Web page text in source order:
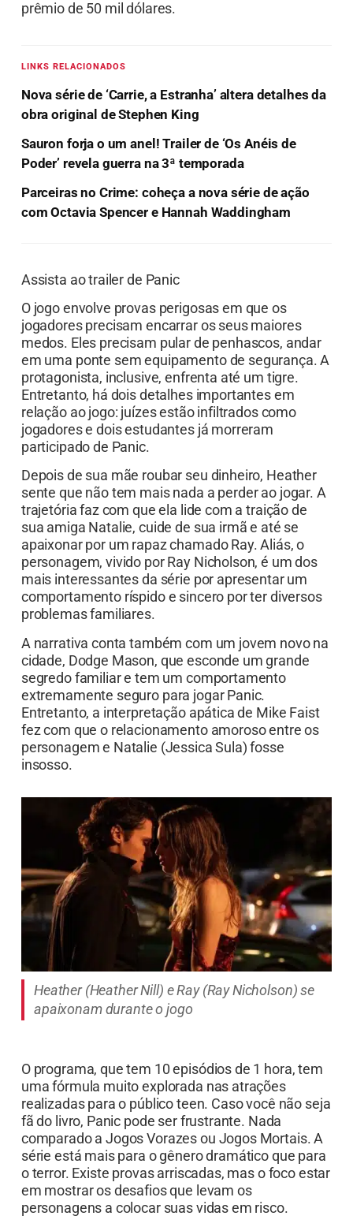
prêmio de 50 mil dólares.
LINKS RELACIONADOS
Nova série de ‘Carrie, a Estranha’ altera detalhes da
obra original de Stephen King
Sauron forja o um anel! Trailer de ‘Os Anéis de
Poder’ revela guerra na 3ª temporada
Parceiras no Crime: coheça a nova série de ação
com Octavia Spencer e Hannah Waddingham
Assista ao trailer de Panic
O jogo envolve provas perigosas em que os
jogadores precisam encarrar os seus maiores
medos. Eles precisam pular de penhascos, andar
em uma ponte sem equipamento de segurança. A
protagonista, inclusive, enfrenta até um tigre.
Entretanto, há dois detalhes importantes em
relação ao jogo: juízes estão infiltrados como
jogadores e dois estudantes já morreram
participado de Panic.
Depois de sua mãe roubar seu dinheiro, Heather
sente que não tem mais nada a perder ao jogar. A
trajetória faz com que ela lide com a traição de
sua amiga Natalie, cuide de sua irmã e até se
apaixonar por um rapaz chamado Ray. Aliás, o
personagem, vivido por Ray Nicholson, é um dos
mais interessantes da série por apresentar um
comportamento ríspido e sincero por ter diversos
problemas familiares.
A narrativa conta também com um jovem novo na
cidade, Dodge Mason, que esconde um grande
segredo familiar e tem um comportamento
extremamente seguro para jogar Panic.
Entretanto, a interpretação apática de Mike Faist
fez com que o relacionamento amoroso entre os
personagem e Natalie (Jessica Sula) fosse
insosso.
Heather (Heather Nill) e Ray (Ray Nicholson) se
apaixonam durante o jogo
O programa, que tem 10 episódios de 1 hora, tem
uma fórmula muito explorada nas atrações
realizadas para o público teen. Caso você não seja
fã do livro, Panic pode ser frustrante. Nada
comparado a Jogos Vorazes ou Jogos Mortais. A
série está mais para o gênero dramático que para
o terror. Existe provas arriscadas, mas o foco estar
em mostrar os desafios que levam os
personagens a colocar suas vidas em risco.